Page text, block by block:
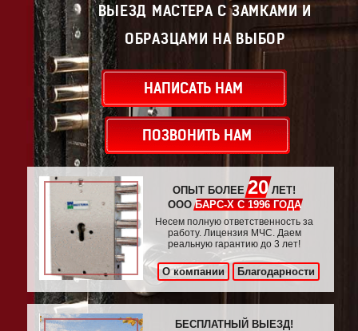
ВЫЕЗД МАСТЕРА С ЗАМКАМИ И
ОБРАЗЦАМИ НА ВЫБОР
НАПИСАТЬ НАМ
ПОЗВОНИТЬ НАМ
ОПЫТ БОЛЕЕ20ЛЕТ!
ОООБАРС-Х С 1996 ГОДА
Несем полную ответственность за
работу. Лицензия МЧС. Даем
реальную гарантию до 3 лет!
О компании Благодарности
БЕСПЛАТНЫЙ ВЫЕЗД!